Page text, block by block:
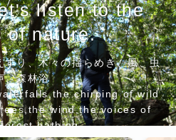
ジターセンター
VISITOR
the forests and
ずり、木々の揺らめき、風、虫
、森林浴
chirping of wild
wind,the voices of
bathing
listen to the
of nature.
ずり、木々の揺らめき、風、虫
、森林浴
chirping of wild
wind,the voices of
bathing
forest and the
ずり、木々の揺らめき、風、虫
、森林浴
chirping of wild
wind,the voices of
bathing
ジターセンター
VISITOR
the forests and
ずり、木々の揺らめき、風、虫
、森林浴
chirping of wild
wind,the voices of
bathing